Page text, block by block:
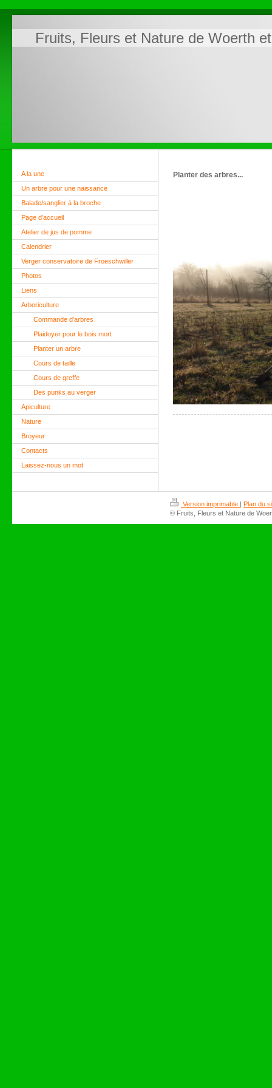
Fruits, Fleurs et Nature de Woerth
A la une
Un arbre pour une naissance
Balade/sanglier à la broche
Page d’accueil
Atelier de jus de pomme
Calendrier
Verger conservatoire de Froeschwiller
Photos
Liens
Arboriculture
Commande d'arbres
Plaidoyer pour le bois mort
Planter un arbre
Cours de taille
Cours de greffe
Des punks au verger
Apiculture
Nature
Broyeur
Contacts
Laissez-nous un mot
Planter des arbres...
Version imprimable | Plan du
© Fruits, Fleurs et Nature de